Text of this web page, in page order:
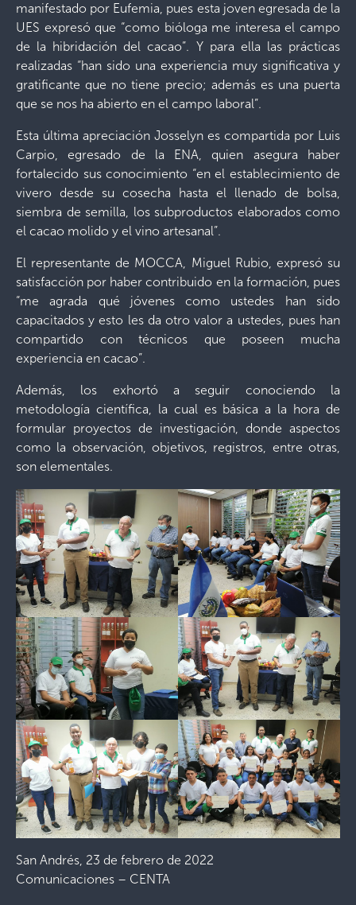
manifestado por Eufemia, pues esta joven egresada de la
UES expresó que “como bióloga me interesa el campo
de la hibridación del cacao”. Y para ella las prácticas
realizadas “han sido una experiencia muy significativa y
gratificante que no tiene precio; además es una puerta
que se nos ha abierto en el campo laboral”.
Esta última apreciación Josselyn es compartida por Luis
Carpio, egresado de la ENA, quien asegura haber
fortalecido sus conocimiento “en el establecimiento de
vivero desde su cosecha hasta el llenado de bolsa,
siembra de semilla, los subproductos elaborados como
el cacao molido y el vino artesanal”.
El representante de MOCCA, Miguel Rubio, expresó su
satisfacción por haber contribuido en la formación, pues
“me agrada qué jóvenes como ustedes han sido
capacitados y esto les da otro valor a ustedes, pues han
compartido con técnicos que poseen mucha
experiencia en cacao”.
Además, los exhortó a seguir conociendo la
metodología científica, la cual es básica a la hora de
formular proyectos de investigación, donde aspectos
como la observación, objetivos, registros, entre otras,
son elementales.
San Andrés, 23 de febrero de 2022
Comunicaciones – CENTA